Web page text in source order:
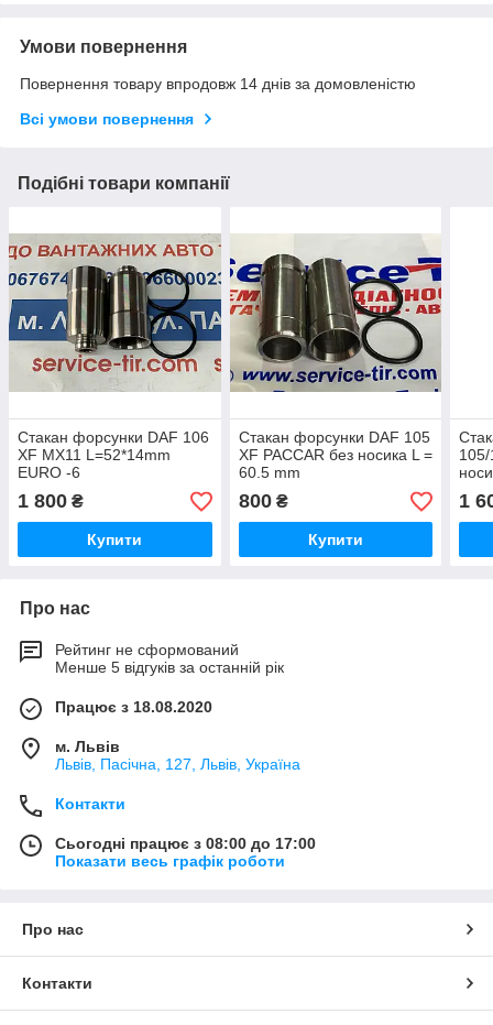
Умови повернення
Повернення товару впродовж 14 днів за домовленістю
Всі умови повернення
Подібні товари компанії
Стакан форсунки DAF 106
XF MX11 L=52*14mm
EURO -6
1 800 ₴
Купити
Стакан форсунки DAF 105
XF PACCAR без носика L =
60.5 mm
800₴
Купити
105/
1
Про нас
Рейтинг не сформований
Менше 5 відгуків за останній рік
Працює з 18.08.2020
м. Львів
Львів, Пасічна, 127, Львів, Україна
Контакти
Сьогодні працює з 08:00 до 17:00
Показати весь графік роботи
Про нас
Контакти